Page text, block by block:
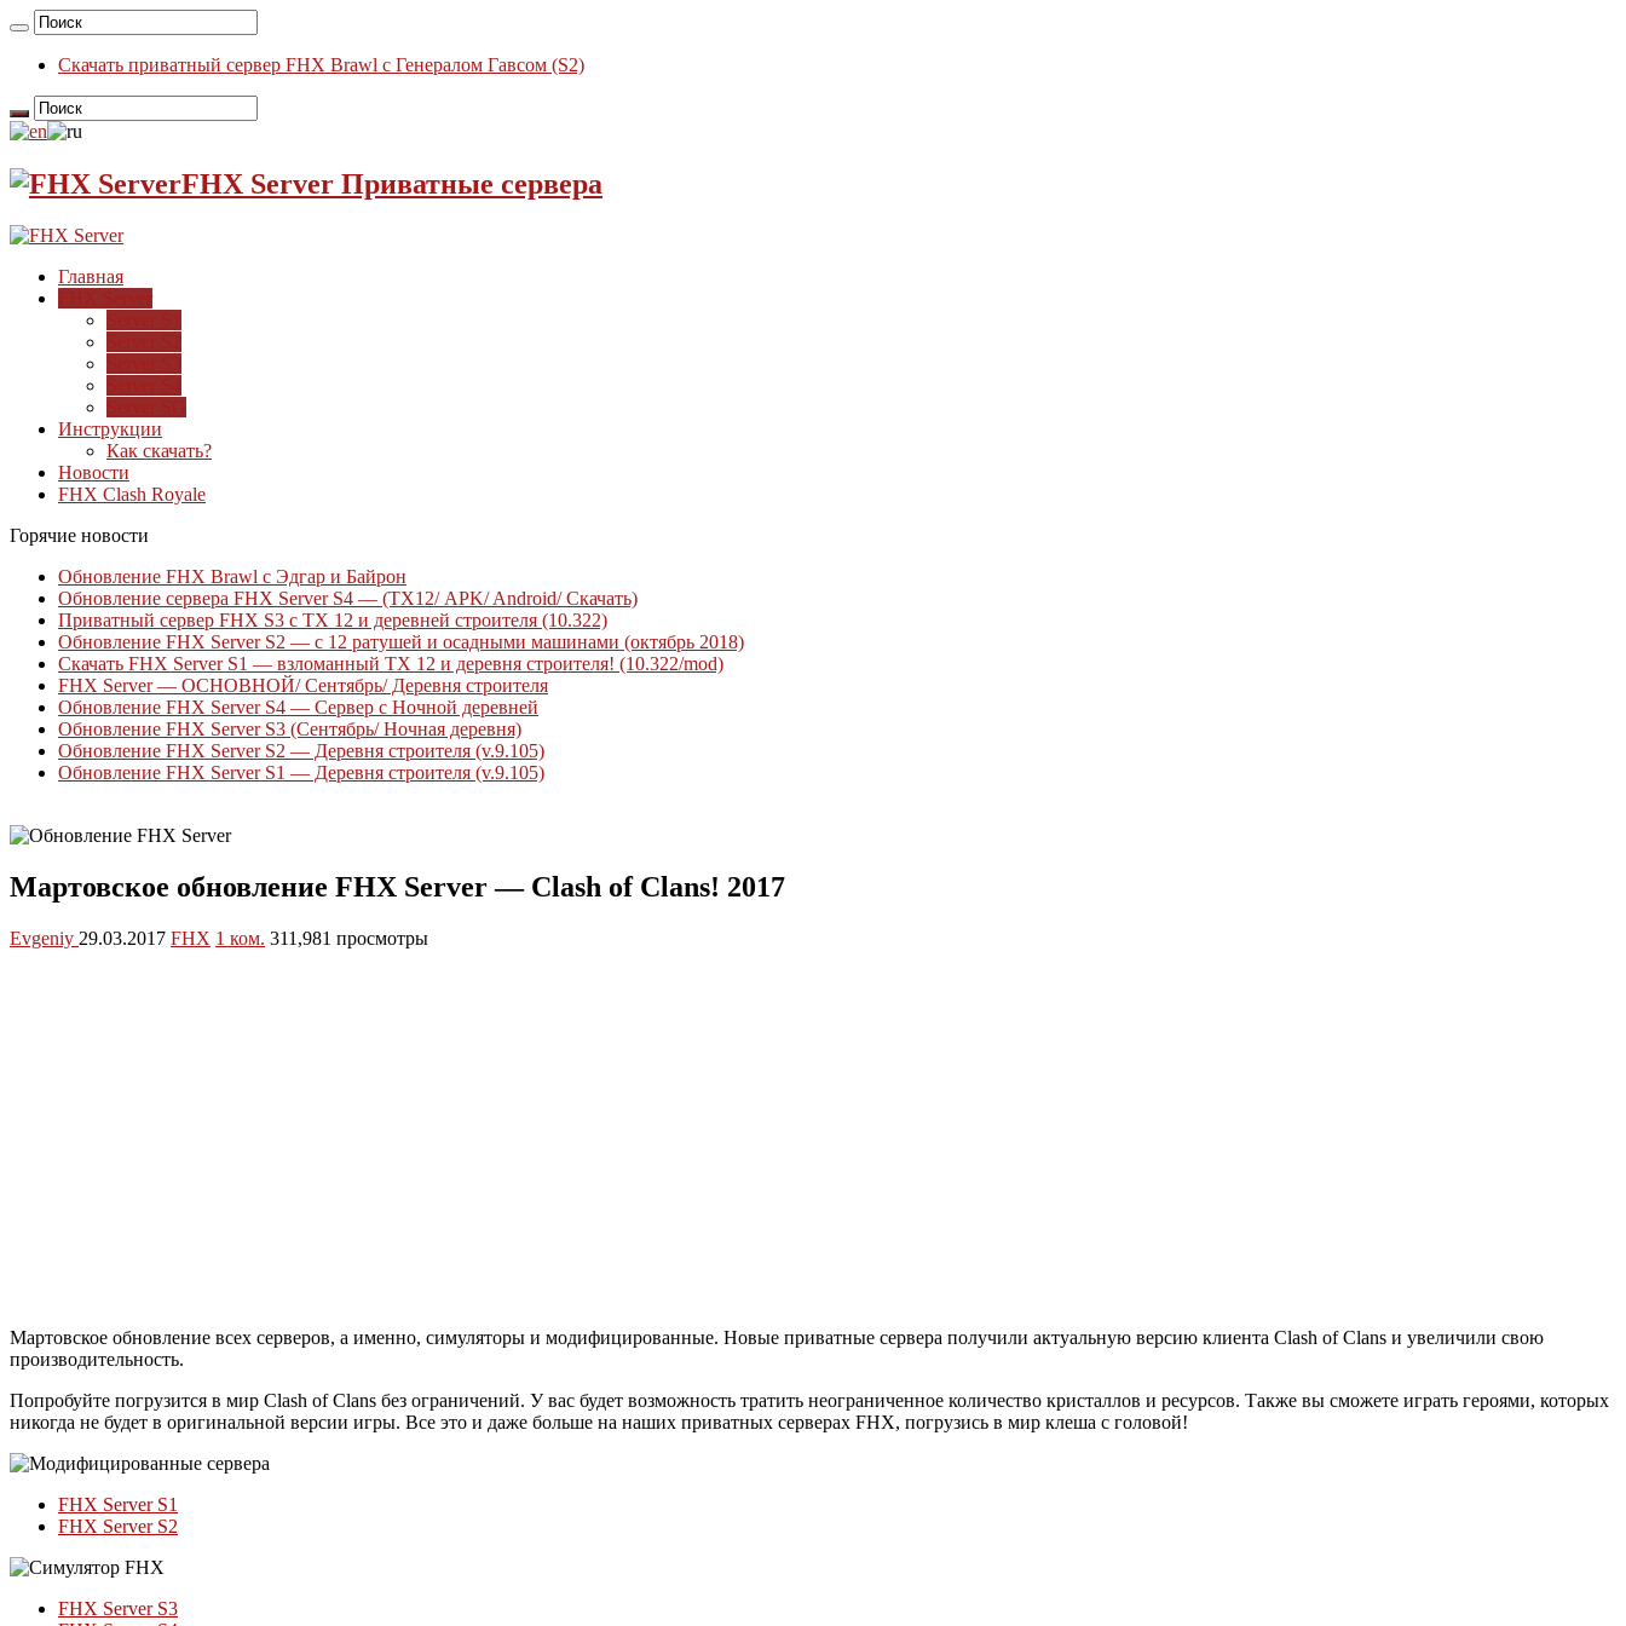
Скачать приватный сервер FHX Brawl с Генералом Гавсом (S2)
FHX Server Приватные сервера
Главная
Инструкции
Как скачать?
Новости
FHX Clash Royale
Горячие новости
Обновление FHX Brawl с Эдгар и Байрон
Обновление сервера FHX Server S4 — (ТХ12/ APK/ Android/ Скачать)
Приватный сервер FHX S3 с ТХ 12 и деревней строителя (10.322)
Обновление FHX Server S2 — с 12 ратушей и осадными машинами (октябрь 2018)
Скачать FHX Server S1 — взломанный ТХ 12 и деревня строителя! (10.322/mod)
FHX Server — ОСНОВНОЙ/ Сентябрь/ Деревня строителя
Обновление FHX Server S4 — Сервер с Ночной деревней
Обновление FHX Server S3 (Сентябрь/ Ночная деревня)
Обновление FHX Server S2 — Деревня строителя (v.9.105)
Обновление FHX Server S1 — Деревня строителя (v.9.105)
Мартовское обновление FHX Server — Clash of Clans! 2017
Evgeniy 29.03.2017 FHX 1 ком. 311,981 просмотры
Мартовское обновление всех серверов, а именно, симуляторы и модифицированные. Новые приватные сервера получили актуальную версию клиента Clash of Clans и увеличили свою
производительность.
Попробуйте погрузится в мир Clash of Clans без ограничений. У вас будет возможность тратить неограниченное количество кристаллов и ресурсов. Также вы сможете играть героями, которых
никогда не будет в оригинальной версии игры. Все это и даже больше на наших приватных серверах FHX, погрузись в мир клеша с головой!
FHX Server S1
FHX Server S2
FHX Server S3